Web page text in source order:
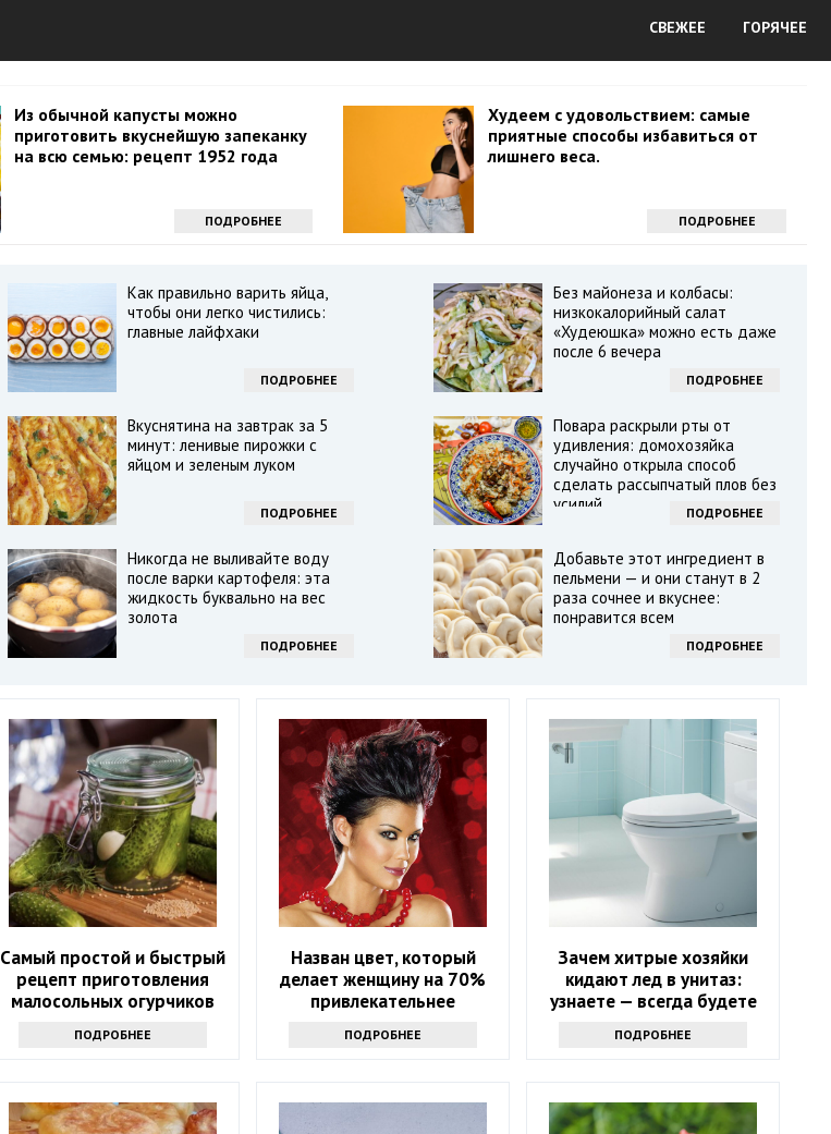
СВЕЖЕЕ ГОРЯЧЕЕ
Из обычной капусты можно
приготовить вкуснейшую запеканку
на всю семью: рецепт 1952 года
ПОДРОБНЕЕ
Худеем с удовольствием: самые
приятные способы избавиться от
лишнего веса.
ПОДРОБНЕЕ
Как правильно варить яйца,
чтобы они легко чистились:
главные лайфхаки
ПОДРОБНЕЕ
Без майонеза и колбасы:
низкокалорийный салат
«Худеюшка» можно есть даже
после 6 вечера
ПОДРОБНЕЕ
Вкуснятина на завтрак за 5
минут: ленивые пирожки с
яйцом и зеленым луком
ПОДРОБНЕЕ
Повара раскрыли рты от
удивления: домохозяйка
случайно открыла способ
сделать рассыпчатый плов без
усилий
ПОДРОБНЕЕ
Никогда не выливайте воду
после варки картофеля: эта
жидкость буквально на вес
золота
ПОДРОБНЕЕ
Добавьте этот ингредиент в
пельмени — и они станут в 2
раза сочнее и вкуснее:
понравится всем
ПОДРОБНЕЕ
Самый простой и быстрый
рецепт приготовления
малосольных огурчиков
ПОДРОБНЕЕ
Назван цвет, который
делает женщину на 70%
привлекательнее
ПОДРОБНЕЕ
Зачем хитрые хозяйки
кидают лед в унитаз:
узнаете — всегда будете
ПОДРОБНЕЕ